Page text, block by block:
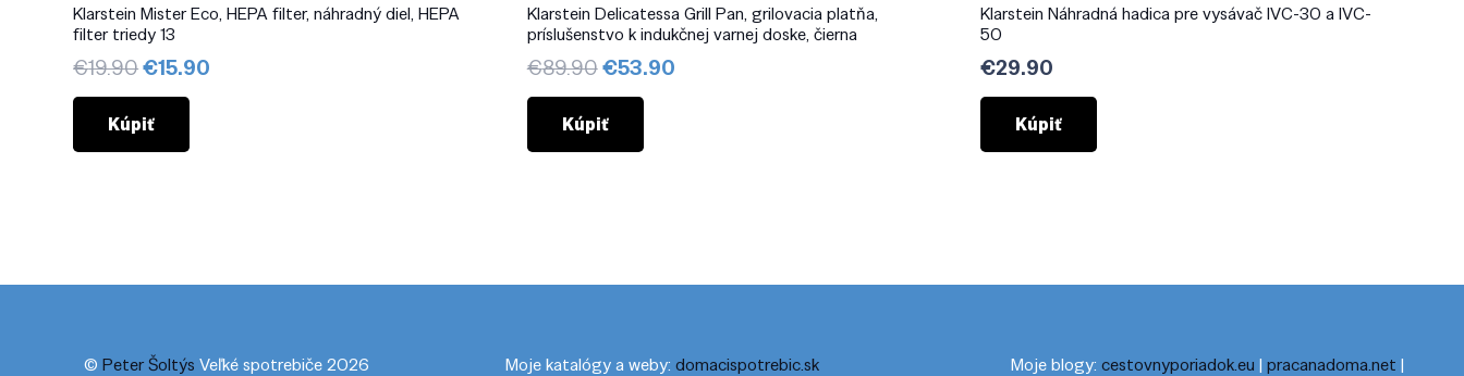
Klarstein Mister Eco, HEPA filter, náhradný diel, HEPA
filter triedy 13
€19.90Pôvodná
cena
bola:
€19.90.
€15.90
Kúpiť
Klarstein Delicatessa Grill Pan, grilovacia platňa,
príslušenstvo k indukčnej varnej doske, čierna
€89.90Pôvodná
cena
bola:
€89.90.
€53.90Aktuálna
Kúpiť
Klarstein Náhradná hadica pre vysávač IVC-30 a IVC-
50
€29.90
Kúpiť
© Peter Šoltýs Veľké spotrebiče 2026 Moje katalógy a weby: domacispotrebic.sk
Moje blogy: cestovnyporiadok.eu | pracanadoma.net |